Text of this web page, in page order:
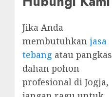
Jika Anda
membutuhkan jasa
tebang atau pangkas
dahan pohon
profesional di Jogja,